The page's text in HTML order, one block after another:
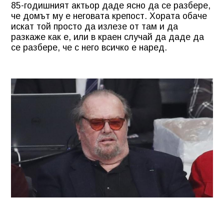
85-годишният актьор даде ясно да се разбере,
че домът му е неговата крепост. Хората обаче
искат той просто да излезе от там и да
разкаже как е, или в краен случай да даде да
се разбере, че с него всичко е наред.